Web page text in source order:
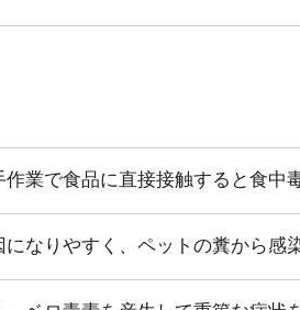
業で食品に直接接触すると食中
なりやすく、ペットの糞から感